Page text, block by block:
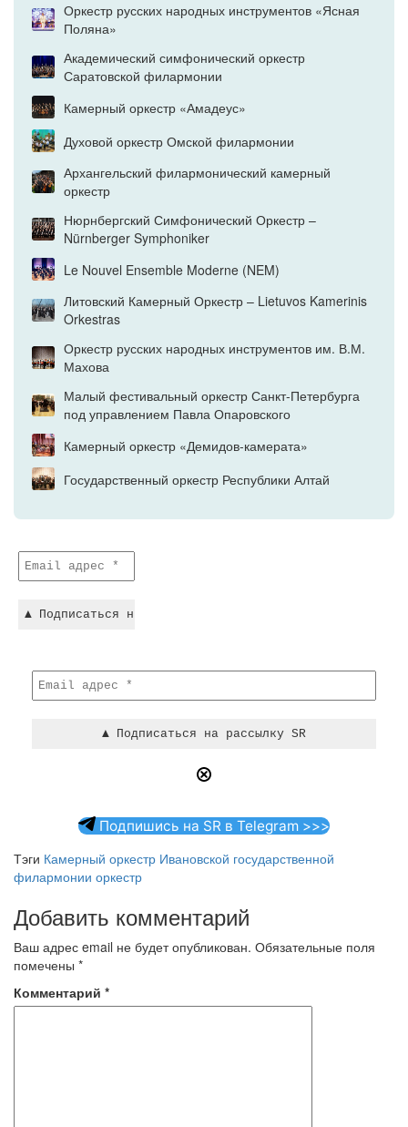
Оркестр русских народных инструментов «Ясная
Поляна»
Академический симфонический оркестр
Саратовской филармонии
Камерный оркестр «Амадеус»
Духовой оркестр Омской филармонии
Архангельский филармонический камерный
оркестр
Нюрнбергский Симфонический Оркестр –
Nürnberger Symphoniker
Le Nouvel Ensemble Moderne (NEM)
Литовский Камерный Оркестр – Lietuvos Kamerinis
Orkestras
Оркестр русских народных инструментов им. В.М.
Махова
Малый фестивальный оркестр Санкт-Петербурга
под управлением Павла Опаровского
Камерный оркестр «Демидов-камерата»
Государственный оркестр Республики Алтай
Подпишись на SR в Telegram >>>
Тэги Камерный оркестр Ивановской государственной
филармонии оркестр
Добавить комментарий
Ваш адрес email не будет опубликован. Обязательные поля
помечены *
Комментарий *